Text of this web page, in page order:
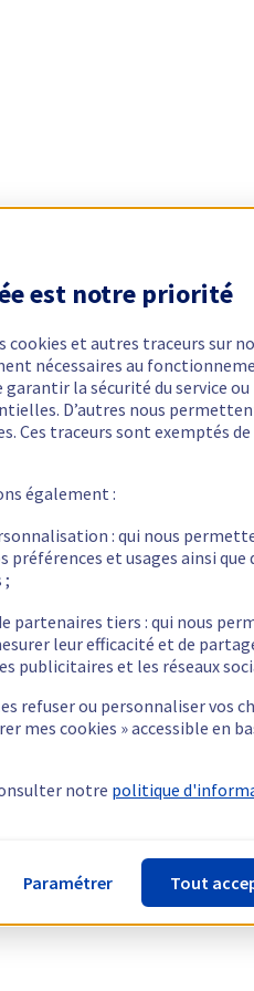
est notre priorité
cookies et autres traceurs sur
nécessaires au
la sécurité du service ou
D’autres nous
Ces traceurs sont exemptés de
également :
: qui nous
et usages ainsi que
;
partenaires tiers : qui nous
leur efficacité et de
publicitaires et les réseaux
refuser ou personnaliser vos
mes cookies » accessible en
notre politique
Paramétrer Tout